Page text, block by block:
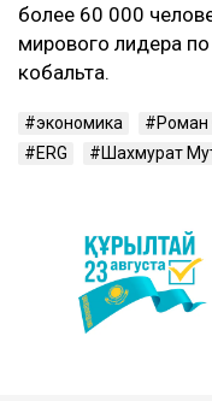
более 60 000
мирового лидера
кобальта.
экономика Роман
ERG
Шахмурат